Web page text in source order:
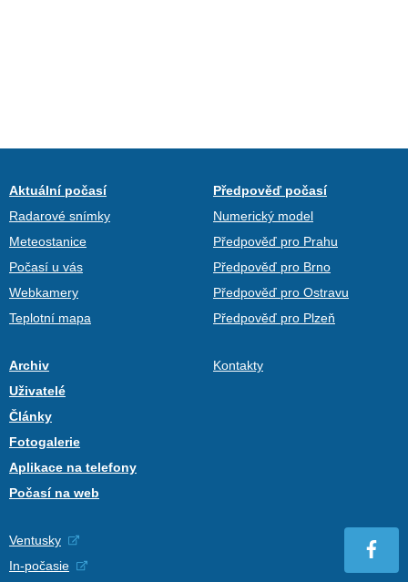
Aktuální počasí
Radarové snímky
Meteostanice
Počasí u vás
Webkamery
Teplotní mapa
Předpověď počasí
Numerický model
Předpověď pro Prahu
Předpověď pro Brno
Předpověď pro Ostravu
Předpověď pro Plzeň
Archiv
Uživatelé
Články
Fotogalerie
Aplikace na telefony
Počasí na web
Kontakty
Ventusky
In-počasie